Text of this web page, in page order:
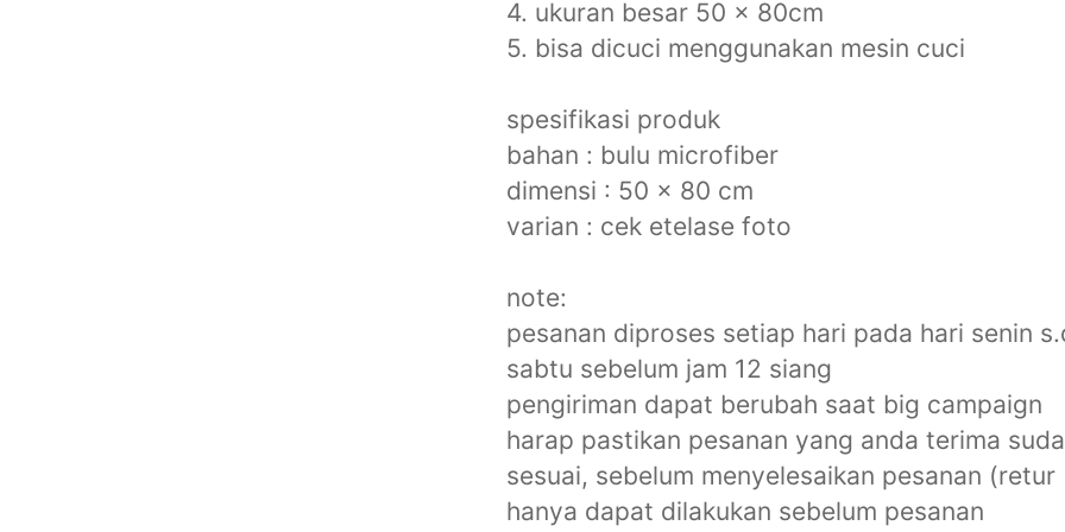
4. ukuran besar 50 x 80cm
5. bisa dicuci menggunakan mesin cuci
spesifikasi produk
bahan : bulu microfiber
dimensi : 50 x 80 cm
varian : cek etelase foto
note:
pesanan diproses setiap hari pada hari senin
sabtu sebelum jam 12 siang
pengiriman dapat berubah saat big campaign
harap pastikan pesanan yang anda terima
sesuai, sebelum menyelesaikan pesanan (retur
hanya dapat dilakukan sebelum pesanan